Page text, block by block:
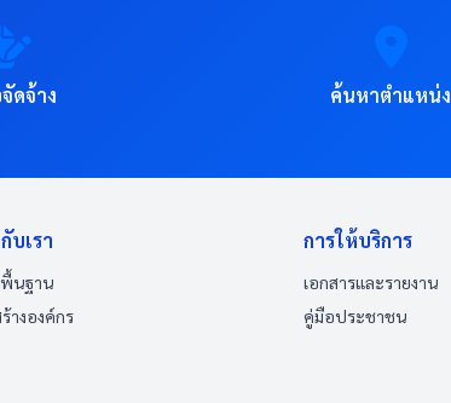
ดจ้าง ค้นหาตำแหน่ง
บเรา
นฐาน
างองค์กร
การให้บริการ
เอกสารและรายงาน
คู่มือประชาชน